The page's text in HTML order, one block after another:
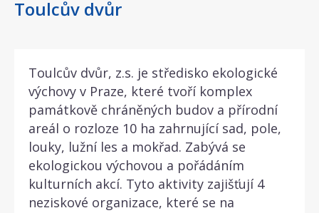
Toulcův dvůr
Toulcův dvůr, z.s. je středisko ekologické
výchovy v Praze, které tvoří komplex
památkově chráněných budov a přírodní
areál o rozloze 10 ha zahrnující sad, pole,
louky, lužní les a mokřad. Zabývá se
ekologickou výchovou a pořádáním
kulturních akcí. Tyto aktivity zajišťují 4
neziskové organizace, které se na